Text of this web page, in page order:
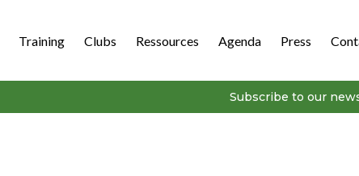
Training Clubs Ressources Agenda Press
Subscribe to our